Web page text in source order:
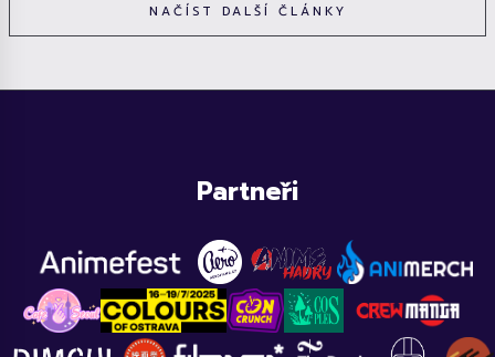
NAČÍST DALŠÍ ČLÁNKY
Partneři